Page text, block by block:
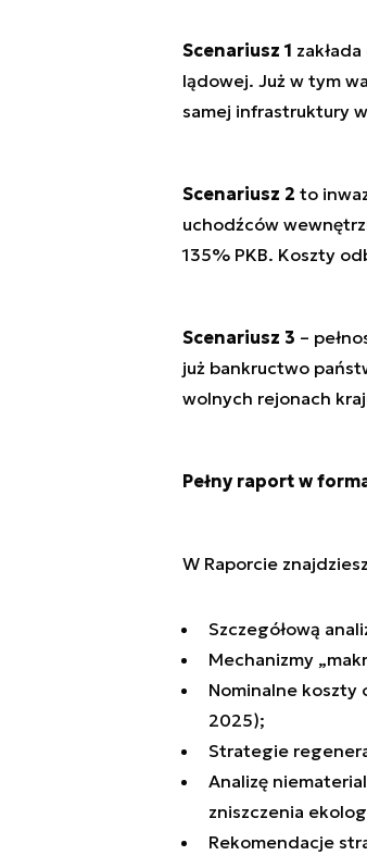
Scenariusz 1
lądowej. Już w tym
samej infrastruktury
Scenariusz 2 to
uchodźców
135% PKB. Koszty
Scenariusz 3 –
już bankructwo
wolnych rejonach
Pełny raport w
W Raporcie
Szczegółową
Mechanizmy
Nominalne koszty
2025);
Strategie
Analizę
zniszczenia
Rekomendacje